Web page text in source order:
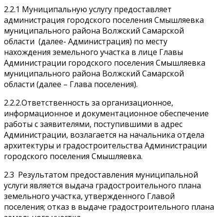
2.2.1 Муниципальную услугу предоставляет
администрация городского поселения Смышляевка
муниципального района Волжский Самарской
области (далее- Администрация) по месту
нахождения земельного участка в лице Главы
Администрации городского поселения Смышляевка
муниципального района Волжский Самарской
области (далее – Глава поселения).
2.2.2.Ответственность за организационное,
информационное и документационное обеспечение
работы с заявителями, поступившими в адрес
Администрации, возлагается на начальника отдела
архитектуры и градостроительства Администрации
городского поселения Смышляевка.
2.3 Результатом предоставления муниципальной
услуги является выдача градостроительного плана
земельного участка, утвержденного Главой
поселения; отказ в выдаче градостроительного плана